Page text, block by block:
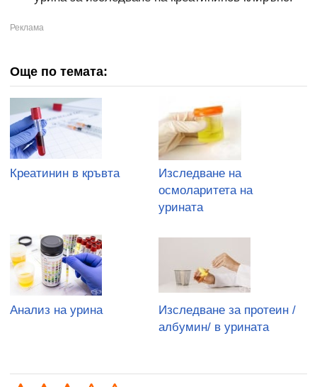
Още по темата:
Креатинин в кръвта
Изследване на
осмоларитета на
урината
Анализ на урина
Изследване за протеин /
албумин/ в урината